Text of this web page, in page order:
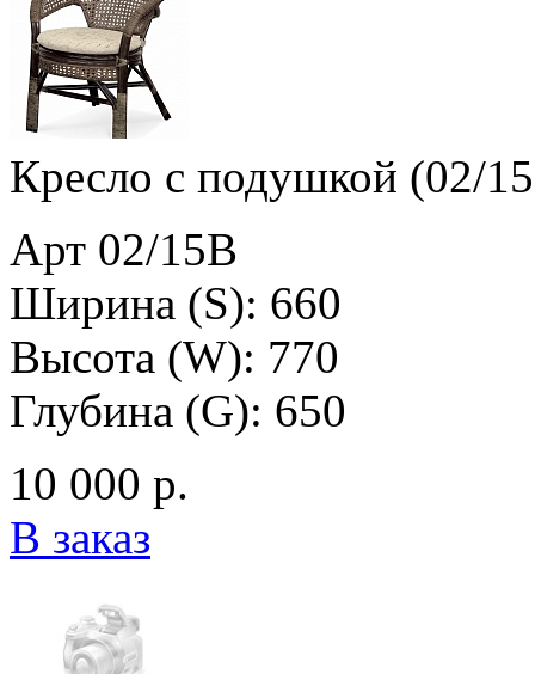
Кресло с подушкой (02/
Арт 02/15B
Ширина (S): 660
Высота (W): 770
Глубина (G): 650
10 000 р.
В заказ